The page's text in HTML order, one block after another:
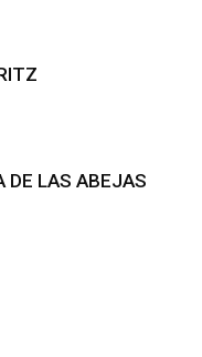
DE LAS ABEJAS